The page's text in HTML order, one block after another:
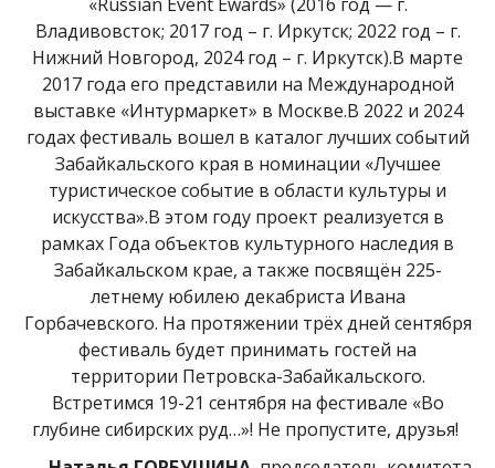
Владивовсток; 2017 год – г. Иркутск; 2022 год – г.
Нижний Новгород, 2024 год – г. Иркутск).В марте
2017 года его представили на Международной
выставке «Интурмаркет» в Москве.В 2022 и 2024
годах фестиваль вошел в каталог лучших событий
Забайкальского края в номинации «Лучшее
туристическое событие в области культуры и
искусства».В этом году проект реализуется в
рамках Года объектов культурного наследия в
Забайкальском крае, а также посвящён 225-
летнему юбилею декабриста Ивана
Горбачевского. На протяжении трёх дней сентября
фестиваль будет принимать гостей на
территории Петровска-Забайкальского.
Встретимся 19-21 сентября на фестивале «Во
глубине сибирских руд…»! Не пропустите, друзья!